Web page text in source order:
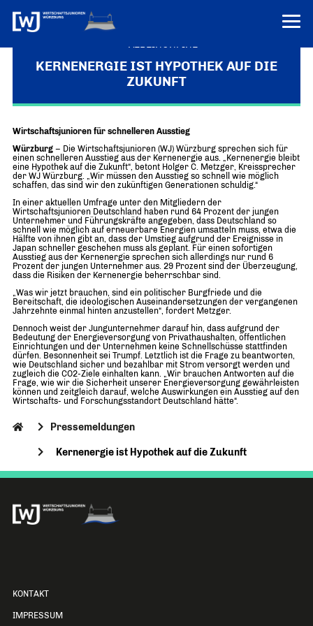
VEREINONLINE
AKTUELLES
ÜBER UNS
Über uns
WER WIR SIND & DER VORSITZ
Über uns
Forum „Junge Wirtschaft“ – Mitgliedermagazin
Mitglieder
UNSER NETZWERK
Mitglieder
Senatoren
TERMINE
PRESSEMELDUNGEN
INFORMATIONEN
Ziele
Imagefilm
Merchandising-Klamotten
KERNENERGIE IST HYPOTHEK AUF DIE
ZUKUNFT
Wirtschaftsjunioren für schnelleren Ausstieg
Würzburg – Die Wirtschaftsjunioren (WJ) Würzburg sprechen sich für
einen schnelleren Ausstieg aus der Kernenergie aus. „Kernenergie bleibt
eine Hypothek auf die Zukunft“, betont Holger C. Metzger, Kreissprecher
der WJ Würzburg. „Wir müssen den Ausstieg so schnell wie möglich
schaffen, das sind wir den zukünftigen Generationen schuldig.“
In einer aktuellen Umfrage unter den Mitgliedern der
Wirtschaftsjunioren Deutschland haben rund 64 Prozent der jungen
Unternehmer und Führungskräfte angegeben, dass Deutschland so
schnell wie möglich auf erneuerbare Energien umsatteln muss, etwa die
Hälfte von ihnen gibt an, dass der Umstieg aufgrund der Ereignisse in
Japan schneller geschehen muss als geplant. Für einen sofortigen
Ausstieg aus der Kernenergie sprechen sich allerdings nur rund 6
Prozent der jungen Unternehmer aus. 29 Prozent sind der Überzeugung,
dass die Risiken der Kernenergie beherrschbar sind.
„Was wir jetzt brauchen, sind ein politischer Burgfriede und die
Bereitschaft, die ideologischen Auseinandersetzungen der vergangenen
Jahrzehnte einmal hinten anzustellen“, fordert Metzger.
Dennoch weist der Jungunternehmer darauf hin, dass aufgrund der
Bedeutung der Energieversorgung von Privathaushalten, öffentlichen
Einrichtungen und der Unternehmen keine Schnellschüsse stattfinden
dürfen. Besonnenheit sei Trumpf. Letztlich ist die Frage zu beantworten,
wie Deutschland sicher und bezahlbar mit Strom versorgt werden und
zugleich die CO2-Ziele einhalten kann. „Wir brauchen Antworten auf die
Frage, wie wir die Sicherheit unserer Energieversorgung gewährleisten
können und zeitgleich darauf, welche Auswirkungen ein Ausstieg auf den
Wirtschafts- und Forschungsstandort Deutschland hätte“.
Pressemeldungen
Kernenergie ist Hypothek auf die Zukunft
KONTAKT
IMPRESSUM